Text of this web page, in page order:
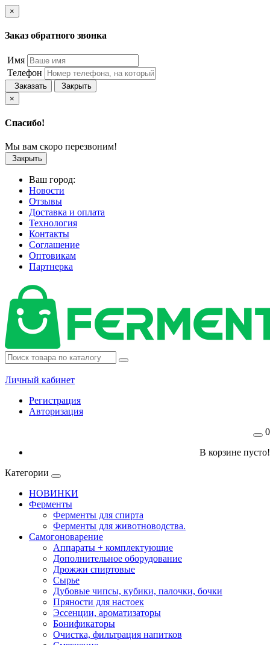
×
Заказ обратного звонка
Имя
Телефон
Заказать
Закрыть
×
Спасибо!
Мы вам скоро перезвоним!
Закрыть
Ваш город:
Новости
Отзывы
Доставка и оплата
Технология
Контакты
Соглашение
Оптовикам
Партнерка
Личный кабинет
Регистрация
Авторизация
0
В корзине пусто!
Категории
НОВИНКИ
Ферменты
Ферменты для спирта
Ферменты для животноводства.
Самогоноварение
Аппараты + комплектующие
Дополнительное оборудование
Дрожжи спиртовые
Сырье
Дубовые чипсы, кубики, палочки, бочки
Пряности для настоек
Эссенции, ароматизаторы
Бонификаторы
Очистка, фильтрация напитков